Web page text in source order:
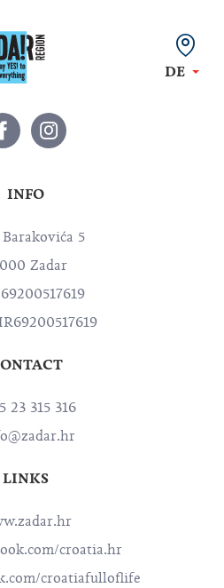
DE
INFO
5
Zadar
23 315 316
LINKS
croatia.hr
croatiafulloflife